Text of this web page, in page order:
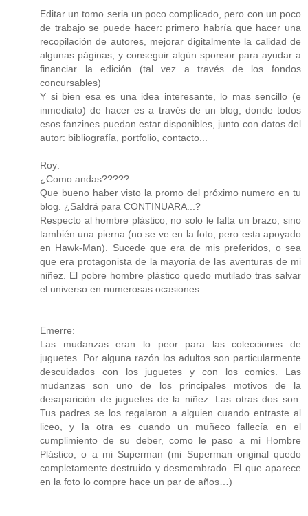
Editar un tomo seria un poco complicado, pero con un poco
de trabajo se puede hacer: primero habría que hacer una
recopilación de autores, mejorar digitalmente la calidad de
algunas páginas, y conseguir algún sponsor para ayudar a
financiar la edición (tal vez a través de los fondos
concursables)
Y si bien esa es una idea interesante, lo mas sencillo (e
inmediato) de hacer es a través de un blog, donde todos
esos fanzines puedan estar disponibles, junto con datos del
autor: bibliografía, portfolio, contacto...
Roy:
¿Como andas?????
Que bueno haber visto la promo del próximo numero en tu
blog. ¿Saldrá para CONTINUARA...?
Respecto al hombre plástico, no solo le falta un brazo, sino
también una pierna (no se ve en la foto, pero esta apoyado
en Hawk-Man). Sucede que era de mis preferidos, o sea
que era protagonista de la mayoría de las aventuras de mi
niñez. El pobre hombre plástico quedo mutilado tras salvar
el universo en numerosas ocasiones…
Emerre:
Las mudanzas eran lo peor para las colecciones de
juguetes. Por alguna razón los adultos son particularmente
descuidados con los juguetes y con los comics. Las
mudanzas son uno de los principales motivos de la
desaparición de juguetes de la niñez. Las otras dos son:
Tus padres se los regalaron a alguien cuando entraste al
liceo, y la otra es cuando un muñeco fallecía en el
cumplimiento de su deber, como le paso a mi Hombre
Plástico, o a mi Superman (mi Superman original quedo
completamente destruido y desmembrado. El que aparece
en la foto lo compre hace un par de años…)